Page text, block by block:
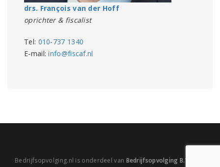
drs. François van der Hoff
oprichter & fiscalist
Tel: 010-737 1340
E-mail:info@fiscaf.nl
Bedrijfsopvolging.nl is onderdeel van Bedrijfsopvolging B.V.